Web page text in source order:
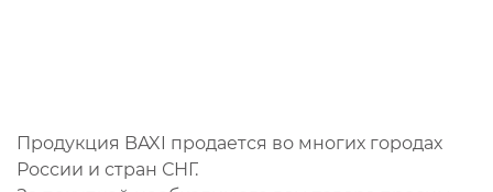
Продукция BAXI продается во многих городах
России и стран СНГ.